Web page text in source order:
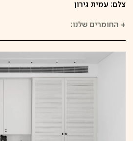
צלם: עמית גירון
+ החומרים שלנו: